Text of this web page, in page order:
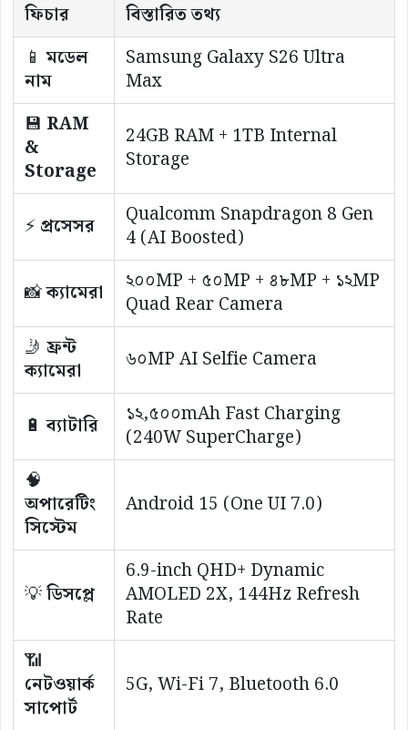
ফিচার
বিস্তারিত তথ্য
📱মডেল
নাম
Samsung Galaxy S26 Ultra
Max
💾 RAM
&
Storage
24GB RAM + 1TB Internal
Storage
⚡প্রসেসর
Qualcomm Snapdragon 8 Gen
4 (AI Boosted)
📸ক্যামেরা
২০০MP + ৫০MP + ৪৮MP + ১২MP
Quad Rear Camera
🤳 ফ্রন্ট
ক্যামেরা
৬০MP AI Selfie Camera
🔋ব্যাটারি
১২,৫০০mAh Fast Charging
(240W SuperCharge)
🧠
অপারেটিং
সিস্টেম
Android 15 (One UI 7.0)
💡ডিসপ্লে
6.9-inch QHD+ Dynamic
AMOLED 2X, 144Hz Refresh
Rate
📶
নেটওয়ার্ক
সাপোর্ট
5G, Wi-Fi 7, Bluetooth 6.0